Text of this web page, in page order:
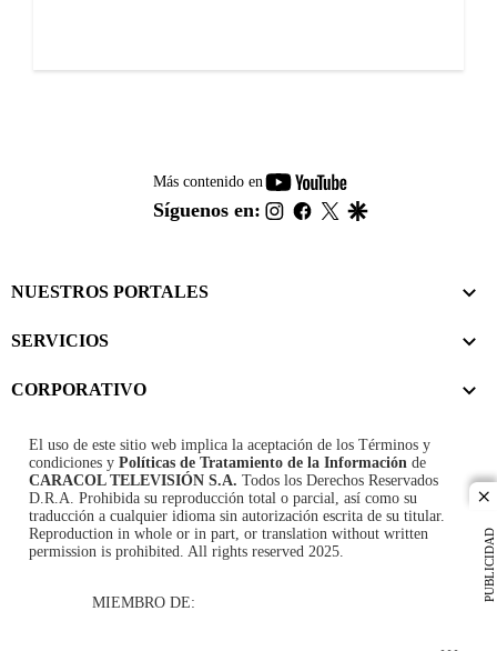
PUBLICIDAD
Más contenido en
youtube-
footer
Síguenos en: instagram
facebook
twitter
NUESTROS PORTALES
SERVICIOS
CORPORATIVO
El uso de este sitio web implica la aceptación de los Términos y
condiciones y Políticas de Tratamiento de la Información de
CARACOL TELEVISIÓN S.A. Todos los Derechos Reservados
D.R.A. Prohibida su reproducción total o parcial, así como su
traducción a cualquier idioma sin autorización escrita de su titular.
Reproduction in whole or in part, or translation without written
permission is prohibited. All rights reserved 2025.
MIEMBRO DE: